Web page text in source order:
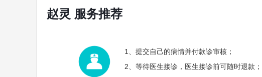
赵灵 服务推荐
1、提交自己的病情并付款诊审核；
2、等待医生接诊，医生接诊前可随时退款；